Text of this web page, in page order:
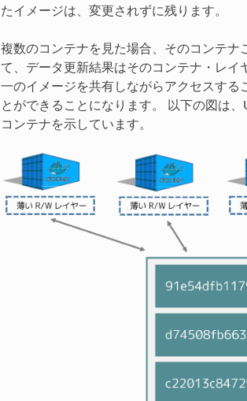
たイメージは、変更されずに残ります。
複数のコンテナを見た場合、そのコンテナ
て、データ更新結果はそのコンテナ・レイ
一のイメージを共有しながらアクセスする
とができることになります。 以下の図は
コンテナを示しています。